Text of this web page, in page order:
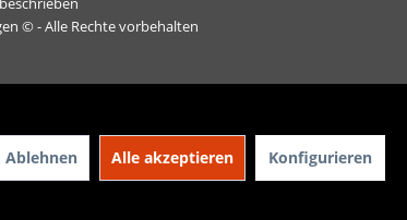
© - Alle Rechte vorbehalten
Ablehnen Alle akzeptieren Konfigurieren